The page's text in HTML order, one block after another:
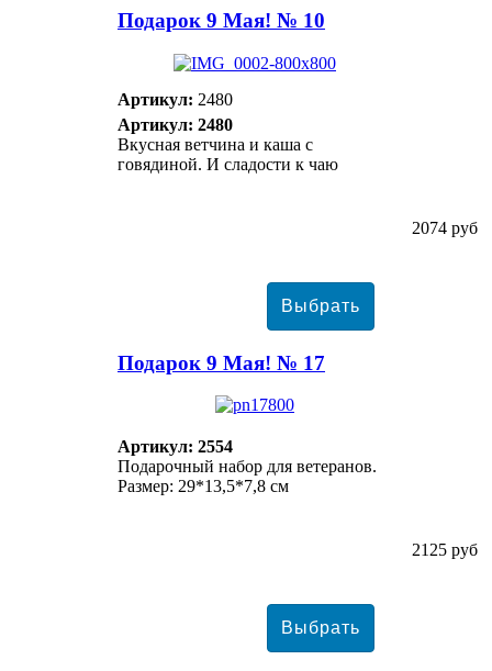
Подарок 9 Мая! № 10
Артикул: 2480
Артикул: 2480
Вкусная ветчина и каша с
говядиной. И сладости к чаю
2074 руб
Подарок 9 Мая! № 17
Артикул: 2554
Подарочный набор для ветеранов.
Размер: 29*13,5*7,8 см
2125 руб